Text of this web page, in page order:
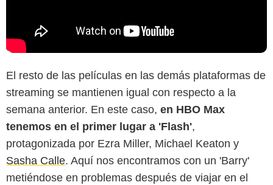
El resto de las películas en las demás plataformas de
streaming se mantienen igual con respecto a la
semana anterior. En este caso, en HBO Max
tenemos en el primer lugar a 'Flash',
protagonizada por Ezra Miller, Michael Keaton y
Sasha Calle. Aquí nos encontramos con un 'Barry'
metiéndose en problemas después de viajar en el